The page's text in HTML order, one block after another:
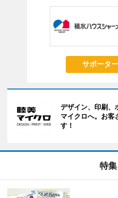
サポータ
デザイン、印刷、
マイクロへ。お客
す！
特集